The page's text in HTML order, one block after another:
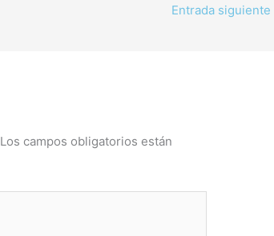
Entrada siguiente
Los campos obligatorios están